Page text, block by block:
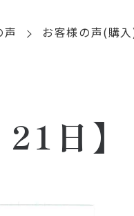
声 お客様の声(購
日】